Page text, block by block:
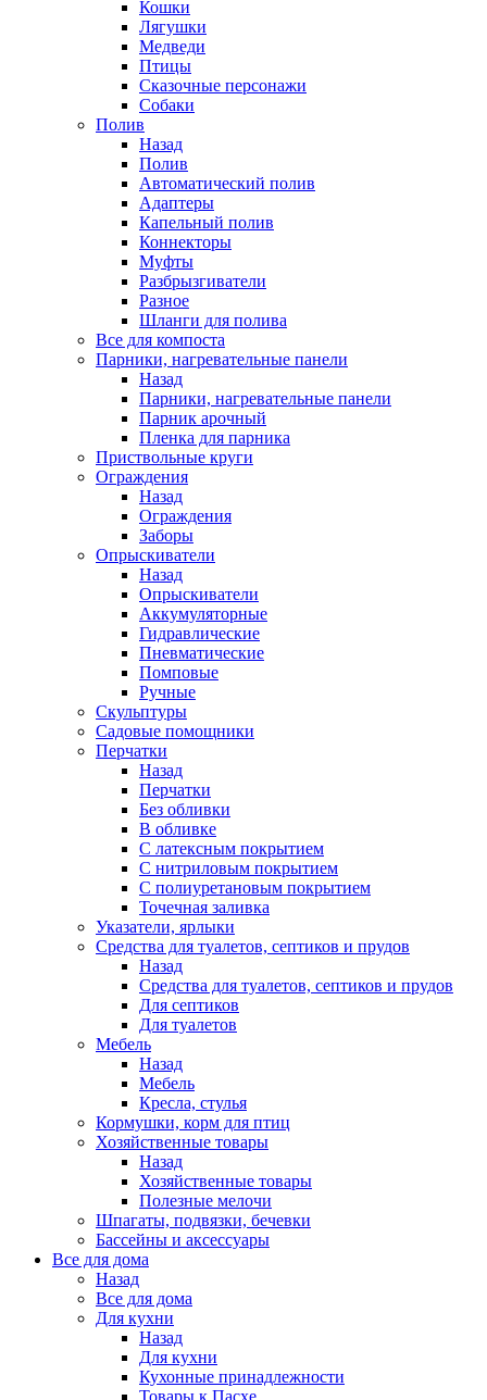
Кошки
Лягушки
Медведи
Птицы
Сказочные персонажи
Собаки
Полив
Назад
Полив
Автоматический полив
Адаптеры
Капельный полив
Коннекторы
Муфты
Разбрызгиватели
Разное
Шланги для полива
Все для компоста
Парники, нагревательные панели
Назад
Парники, нагревательные панели
Парник арочный
Пленка для парника
Приствольные круги
Ограждения
Назад
Ограждения
Заборы
Опрыскиватели
Назад
Опрыскиватели
Аккумуляторные
Гидравлические
Пневматические
Помповые
Ручные
Скульптуры
Садовые помощники
Перчатки
Назад
Перчатки
Без обливки
В обливке
С латексным покрытием
С нитриловым покрытием
С полиуретановым покрытием
Точечная заливка
Указатели, ярлыки
Средства для туалетов, септиков и прудов
Назад
Средства для туалетов, септиков и прудов
Для септиков
Для туалетов
Мебель
Назад
Мебель
Кресла, стулья
Кормушки, корм для птиц
Хозяйственные товары
Назад
Хозяйственные товары
Полезные мелочи
Шпагаты, подвязки, бечевки
Бассейны и аксессуары
Все для дома
Назад
Все для дома
Для кухни
Назад
Для кухни
Кухонные принадлежности
Товары к Пасхе